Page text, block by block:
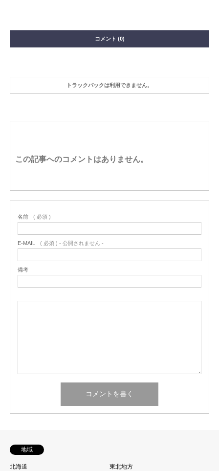
コメント (0)
トラックバックは利用できません。
この記事へのコメントはありません。
名前 ( 必須 )
E-MAIL ( 必須 ) - 公開されません -
備考
地域
北海道
東北地方